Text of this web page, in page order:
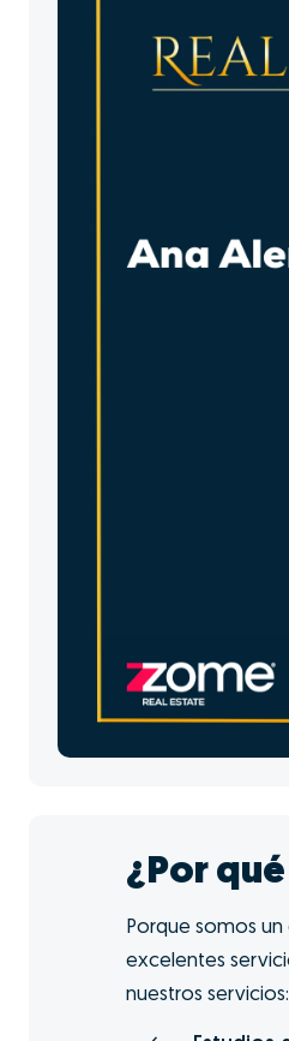
¿Por
Porque somos
excelentes
nuestros servicios: